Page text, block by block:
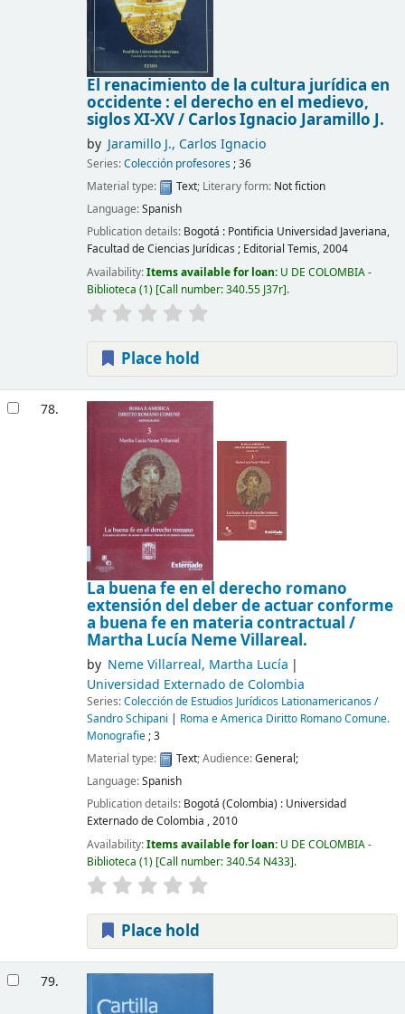
El renacimiento de la cultura jurídica en
occidente : el derecho en el medievo,
siglos XI-XV / Carlos Ignacio Jaramillo J.
by Jaramillo J., Carlos Ignacio
Series:Colección profesores; 36
Material type:
Text; Literary form: Not fiction
Language:Spanish
Publication details: Bogotá : Pontificia Universidad Javeriana,
Facultad de Ciencias Jurídicas ; Editorial Temis,2004
Availability:Items available for loan: U DE COLOMBIA -
Biblioteca (1) Call number:340.55 J37r .
Place hold
78.
La buena fe en el derecho romano
extensión del deber de actuar conforme
a buena fe en materia contractual /
Martha Lucía Neme Villareal.
by Neme Villarreal, Martha Lucía
Universidad Externado de Colombia
Series:Colección de Estudios Jurídicos Lationamericanos /
Sandro Schipani | Roma e America Diritto Romano Comune.
Monografie; 3
Material type:
Text; Audience:General;
Language:Spanish
Publication details: Bogotá (Colombia) : Universidad
Externado de Colombia ,2010
Availability:Items available for loan: U DE COLOMBIA -
Biblioteca (1) Call number:340.54 N433 .
Place hold
79.